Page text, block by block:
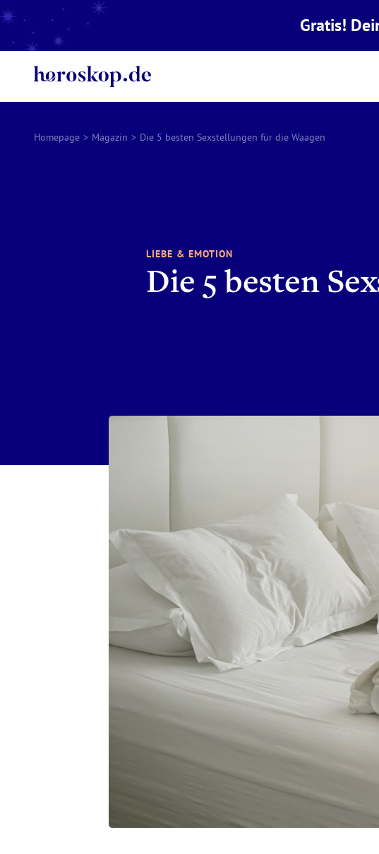
Gratis!
Homepage > Magazin > Die 5 besten Sexstellungen für die Waagen
LIEBE & EMOTION
Die 5 besten